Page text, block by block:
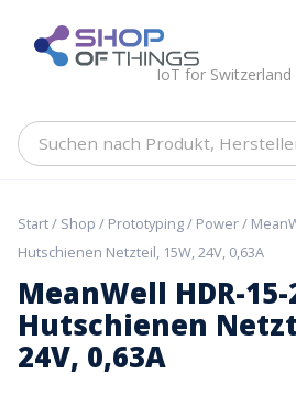
content ShopOfThings
IoT for Switzerland
Suchen
Hersteller,
Start/ Shop / Prototyping/ Power/
Hutschienen Netzteil, 15W, 24V, 0,63A
MeanWell HDR-15-
Hutschienen
24V, 0,63A